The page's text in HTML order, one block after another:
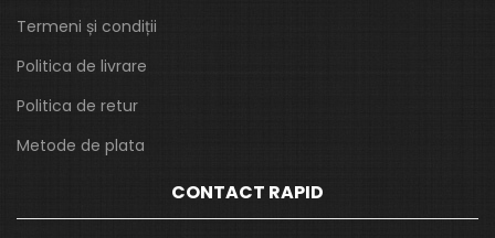
Termeni și condiții
Politica de livrare
Politica de retur
Metode de plata
CONTACT RAPID